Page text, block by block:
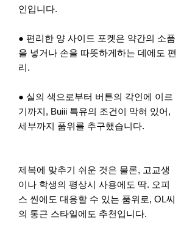
인입니다.
● 편리한 양 사이드 포켓은 약간의 소품
을 넣거나 손을 따뜻하게하는 데에도 편
리.
● 실의 색으로부터 버튼의 각인에 이르
기까지, Buiii 특유의 조건이 막혀 있어,
세부까지 품위를 추구했습니다.
제복에 맞추기 쉬운 것은 물론, 고교생
이나 학생의 평상시 사용에도 딱. 오피
스 씬에도 대응할 수 있는 품위로, OL씨
의 통근 스타일에도 추천입니다.